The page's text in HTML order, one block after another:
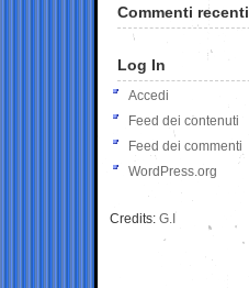
Commenti recenti
Log In
Accedi
Feed dei contenuti
Feed dei commenti
WordPress.org
Credits: G.I